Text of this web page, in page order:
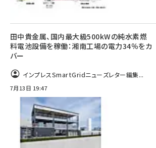
田中貴金属、国内最大級500kWの純水素燃
料電池設備を稼働：湘南工場の電力34％をカ
バー
インプレスSmartGridニューズレター編集...
7月13日 19:47